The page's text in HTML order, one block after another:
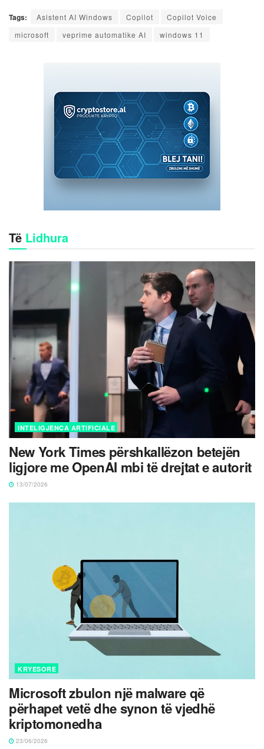
Tags: Asistent AI Windows Copilot
Copilot Voice
microsoft
veprime automatike AI windows 11
Të Lidhura
INTELIGJENCA ARTIFICIALE
New York Times përshkallëzon betejën
ligjore me OpenAI mbi të drejtat e autorit
13/07/2026
KRYESORE
Microsoft zbulon një malware që
përhapet vetë dhe synon të vjedhë
kriptomonedha
23/06/2026